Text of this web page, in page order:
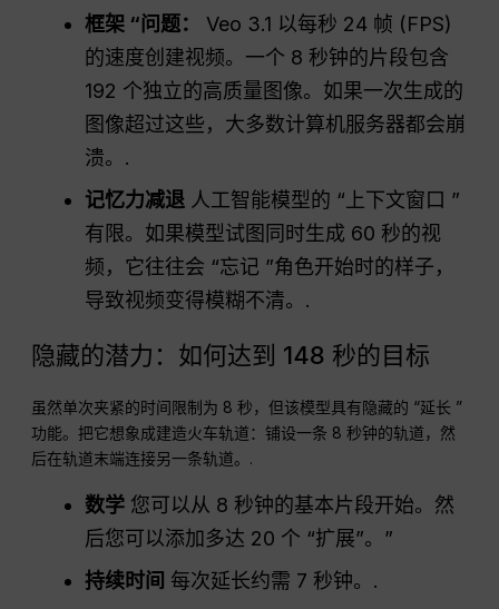
框架 “问题：
Veo 3.1 以每秒 24 帧 (FPS)
的速度创建视频。一个 8 秒钟的片段包含
192 个独立的高质量图像。如果一次生成的
图像超过这些，大多数计算机服务器都会崩
溃。.
记忆力减退 人工智能模型的 “上下文窗口 ”
有限。如果模型试图同时生成 60 秒的视
频，它往往会 “忘记 ”角色开始时的样子，
导致视频变得模糊不清。.
隐藏的潜力：如何达到 148 秒的目标
虽然单次夹紧的时间限制为 8 秒，但该模型具有隐藏的 “延长 ”
功能。把它想象成建造火车轨道：铺设一条 8 秒钟的轨道，然
后在轨道末端连接另一条轨道。.
数学 您可以从 8 秒钟的基本片段开始。然
后您可以添加多达 20 个 “扩展”。”
持续时间 每次延长约需 7 秒钟。.